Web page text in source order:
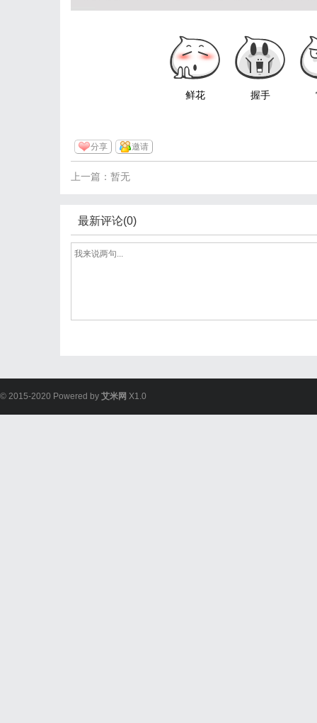
鲜花 握手
分享 邀请
上一篇：暂无
最新评论(0)
© 2015-2020 Powered by 艾米网 X1.0